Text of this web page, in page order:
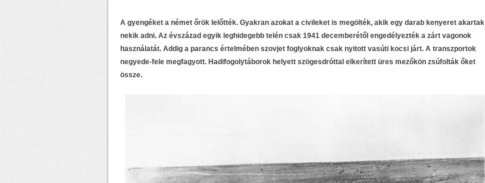
A gyengéket a német őrök lelőtték. Gyakran azokat a civileket is megölték, akik egy darab kenyeret akartak
nekik adni. Az évszázad egyik leghidegebb telén csak 1941 decemberétől engedélyezték a zárt vagonok
használatát. Addig a parancs értelmében szovjet foglyoknak csak nyitott vasúti kocsi járt. A transzportok
negyede-fele megfagyott. Hadifogolytáborok helyett szögesdróttal elkerített üres mezőkön zsúfolták őket
össze.